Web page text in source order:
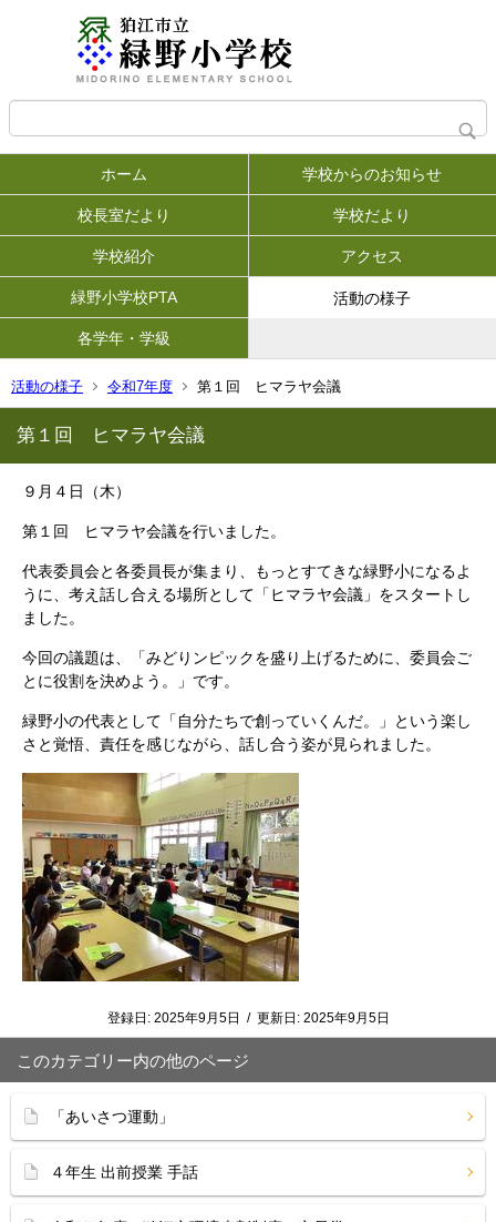
ホーム 学校からのお知らせ
校長室だより 学校だより
学校紹介 アクセス
緑野小学校PTA 活動の様子
各学年・学級
活動の様子 令和7年度 第１回 ヒマラヤ会議
第１回 ヒマラヤ会議
９月４日（木）
第１回 ヒマラヤ会議を行いました。
代表委員会と各委員長が集まり、もっとすてきな緑野小になるよ
うに、考え話し合える場所として「ヒマラヤ会議」をスタートし
ました。
今回の議題は、「みどりンピックを盛り上げるために、委員会ご
とに役割を決めよう。」です。
緑野小の代表として「自分たちで創っていくんだ。」という楽し
さと覚悟、責任を感じながら、話し合う姿が見られました。
登録日: 2025年9月5日 / 更新日: 2025年9月5日
このカテゴリー内の他のページ
「あいさつ運動」
４年生 出前授業 手話